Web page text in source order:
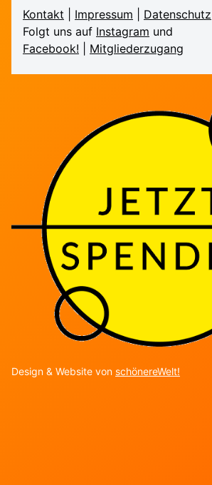
Kontakt Impressum
Daten­schutz
Folgt uns auf Instagram und
Facebook!
Mitglieder­zugang
Design & Website vonschönereWelt!